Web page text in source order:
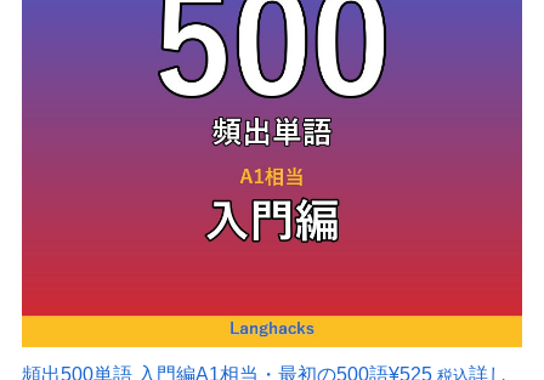
頻出500単語 入門編A1相当・最初の500語¥525 税込詳し